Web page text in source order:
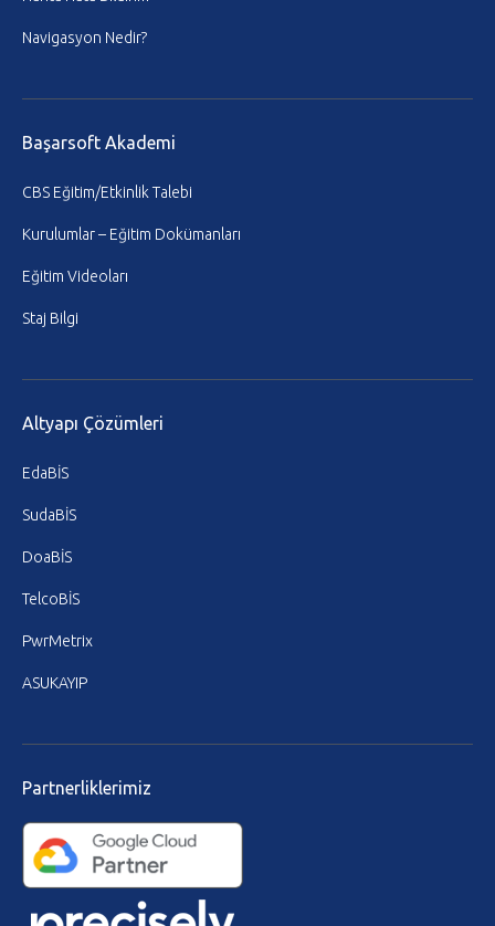
Navigasyon Nedir?
Başarsoft Akademi
CBS Eğitim/Etkinlik Talebi
Kurulumlar – Eğitim Dokümanları
Eğitim Videoları
Staj Bilgi
Altyapı Çözümleri
EdaBİS
SudaBİS
DoaBİS
TelcoBİS
PwrMetrix
ASUKAYIP
Partnerliklerimiz